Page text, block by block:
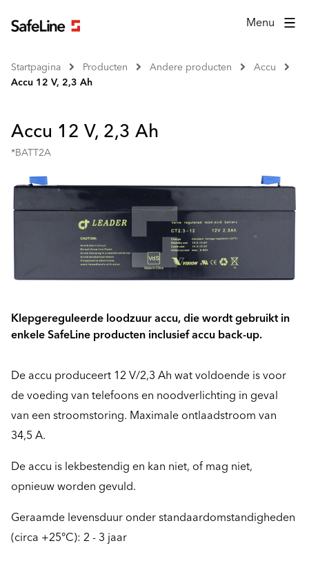
Menu
Startpagina Producten Andere producten
Accu
Accu 12 V, 2,3 Ah
Accu 12 V, 2,3 Ah
*BATT2A
Klepgereguleerde loodzuur accu, die wordt gebruikt in
enkele SafeLine producten inclusief accu back-up.
De accu produceert 12 V/2,3 Ah wat voldoende is voor
de voeding van telefoons en noodverlichting in geval
van een stroomstoring. Maximale ontlaadstroom van
34,5 A.
De accu is lekbestendig en kan niet, of mag niet,
opnieuw worden gevuld.
Geraamde levensduur onder standaardomstandigheden
(circa +25°C): 2 - 3 jaar